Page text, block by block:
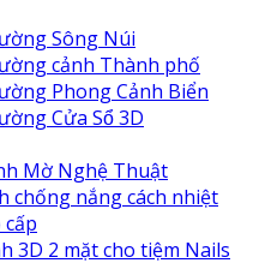
Sông Núi
cảnh Thành phố
Phong Cảnh Biển
Cửa Sổ 3D
Mờ Nghệ Thuật
chống nắng cách nhiệt
3D 2 mặt cho tiệm Nails